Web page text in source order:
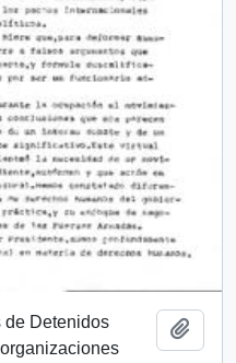
de Detenidos